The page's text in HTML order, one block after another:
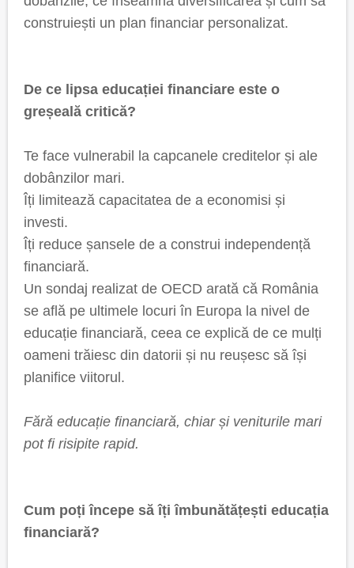
construiești un plan financiar personalizat.
De ce lipsa educației financiare este o
greșeală critică?
Te face vulnerabil la capcanele creditelor și ale
dobânzilor mari.
Îți limitează capacitatea de a economisi și
investi.
Îți reduce șansele de a construi independență
financiară.
Un sondaj realizat de OECD arată că România
se află pe ultimele locuri în Europa la nivel de
educație financiară, ceea ce explică de ce mulți
oameni trăiesc din datorii și nu reușesc să își
planifice viitorul.
Fără educație financiară, chiar și veniturile mari
pot fi risipite rapid.
Cum poți începe să îți îmbunătățești educația
financiară?